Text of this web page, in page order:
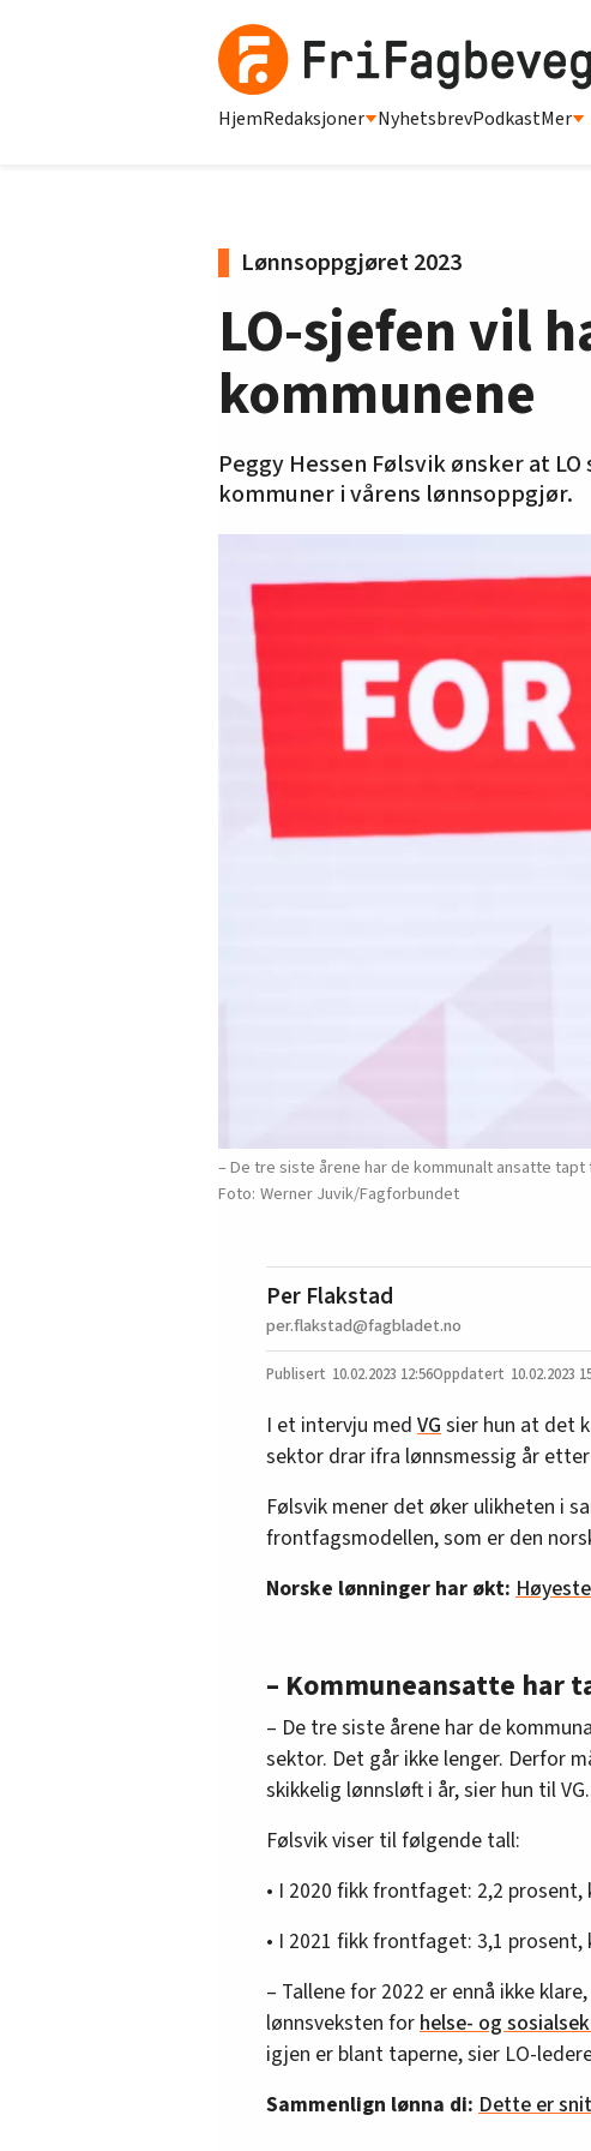
HjemRedaksjoner NyhetsbrevPodkastMer
Lønnsoppgjøret 2023
LO-sjefen vil
kommunene
Peggy Hessen Følsvik ønsker at
kommuner i vårens lønnsoppgjør.
– De tre siste årene har de kommunalt ansatte
Werner Juvik/Fagforbundet
Per Flakstad
per.flakstad@fagbladet.no
10.02.2023 12:56 10.02.2023
I et intervju med VGsier hun at det
sektor drar ifra lønnsmessig år
Følsvik mener det øker ulikheten i
frontfagsmodellen, som er den
Norske lønninger har økt:
– Kommuneansatte har
– De tre siste årene har de
sektor. Det går ikke lenger. Derfor
skikkelig lønnsløft i år, sier hun til VG.
Følsvik viser til følgende tall:
• I 2020 fikk frontfaget: 2,2 prosent,
• I 2021 fikk frontfaget: 3,1 prosent,
– Tallene for 2022 er ennå ikke
lønnsveksten forhelse- og
igjen er blant taperne, sier LO-
Sammenlign lønna di: Dette er